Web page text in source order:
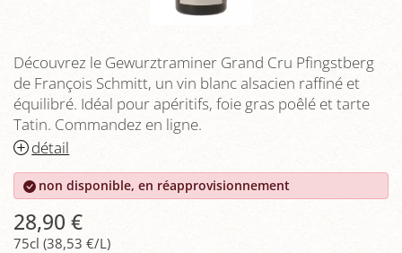
Découvrez le Gewurztraminer Grand Cru Pfingstberg
de François Schmitt, un vin blanc alsacien raffiné et
équilibré. Idéal pour apéritifs, foie gras poêlé et tarte
Tatin. Commandez en ligne.
détail
non disponible, en réapprovisionnement
28,90 €
75cl (38,53 €/L)